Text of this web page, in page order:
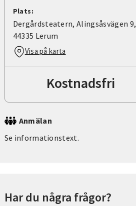
Plats:
Dergårdsteatern, Alingsåsvägen 9,
44335 Lerum
Visa på karta
Kostnadsfri
Anmälan
Se informationstext.
Har du några frågor?